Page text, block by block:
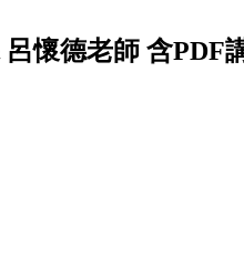
懷德老師 含PDF